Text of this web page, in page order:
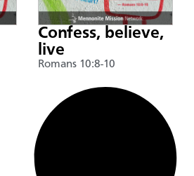
Confess, believe,
live
Romans 10:8-10